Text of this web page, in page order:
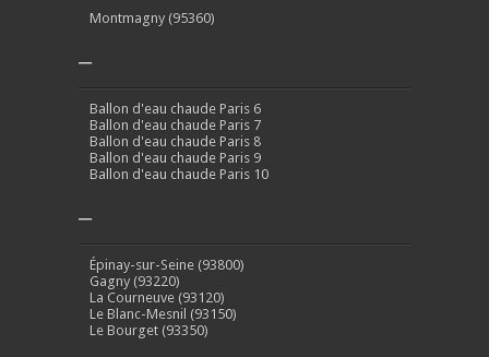
Montmagny (95360)
–
Ballon d'eau chaude Paris 6
Ballon d'eau chaude Paris 7
Ballon d'eau chaude Paris 8
Ballon d'eau chaude Paris 9
Ballon d'eau chaude Paris 10
–
Épinay-sur-Seine (93800)
Gagny (93220)
La Courneuve (93120)
Le Blanc-Mesnil (93150)
Le Bourget (93350)